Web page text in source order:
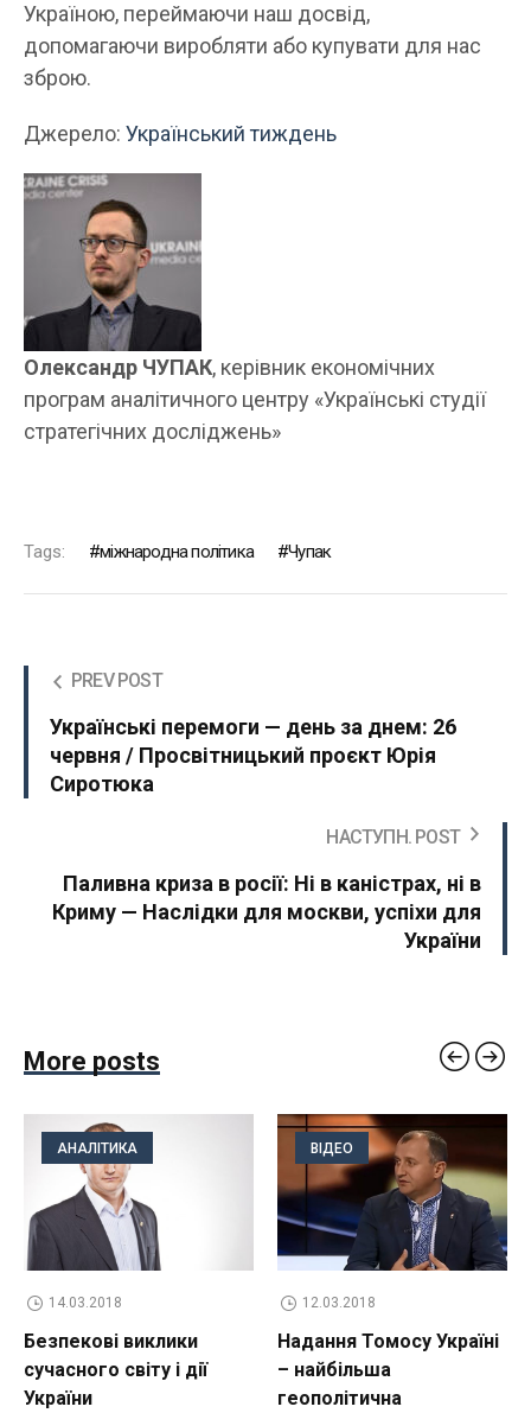
Україною, переймаючи наш досвід,
допомагаючи виробляти або купувати для нас
зброю.
Джерело: Український тиждень
Олександр ЧУПАК, керівник економічних
програм аналітичного центру «Українські студії
стратегічних досліджень»
Tags: міжнародна політика Чупак
PREV POST
Українські перемоги — день за днем: 26
червня / Просвітницький проєкт Юрія
Сиротюка
НАСТУПН. POST
Паливна криза в росії: Ні в каністрах, ні в
Криму — Наслідки для москви, успіхи для
України
More posts
АНАЛІТИКА
14.03.2018
Безпекові виклики
сучасного світу і дії
України
ВІДЕО
12.03.2018
Надання Томосу Україні
– найбільша
геополітична